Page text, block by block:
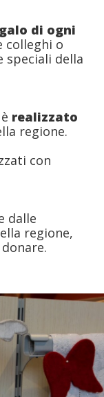
di ogni
colleghi o
della
realizzato
regione.
con
dalle
regione,